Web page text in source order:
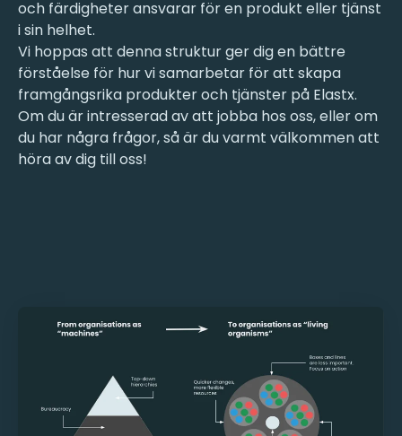
och färdigheter ansvarar för en produkt eller tjänst
i sin helhet.
Vi hoppas att denna struktur ger dig en bättre
förståelse för hur vi samarbetar för att skapa
framgångsrika produkter och tjänster på Elastx.
Om du är intresserad av att jobba hos oss, eller om
du har några frågor, så är du varmt välkommen att
höra av dig till oss!